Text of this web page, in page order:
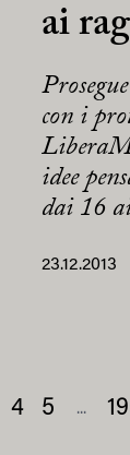
ai
con i
idee
dai 16
23.12.2013
4 5 ...